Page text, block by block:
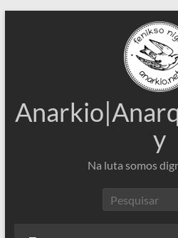
y
Na luta somos